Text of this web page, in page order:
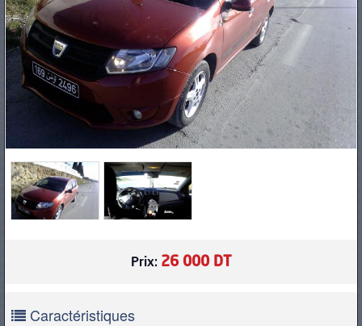
Prix: 26 000 DT
Caractéristiques